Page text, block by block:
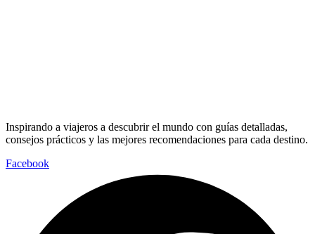
Inspirando a viajeros a descubrir el mundo con guías detalladas,
consejos prácticos y las mejores recomendaciones para cada destino.
Facebook